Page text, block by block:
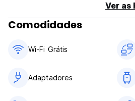
6. Restrição de idade: 18+.
8. Pequeno-almoço incluído.
9. Não há animais de estimação.
Ver as
Comodidades
Wi-Fi Grátis
Adaptadores